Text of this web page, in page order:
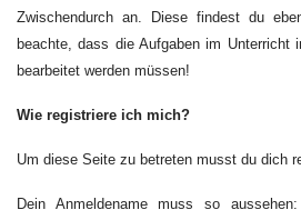
Zwischendurch an. Diese findest du
beachte, dass die Aufgaben im Unterricht
bearbeitet werden müssen!
Wie registriere ich mich?
Um diese Seite zu betreten musst du dich
Dein Anmeldename muss so